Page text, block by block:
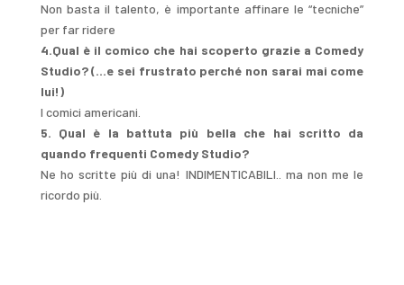
Non basta il talento, è importante affinare le “tecniche”
per far ridere
4.Qual è il comico che hai scoperto grazie a Comedy
Studio? (…e sei frustrato perché non sarai mai come
lui!)
I comici americani.
5. Qual è la battuta più bella che hai scritto da
quando frequenti Comedy Studio?
Ne ho scritte più di una! INDIMENTICABILI.. ma non me le
ricordo più.